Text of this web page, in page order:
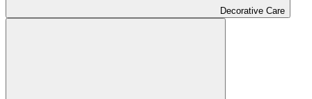
Decorative Care